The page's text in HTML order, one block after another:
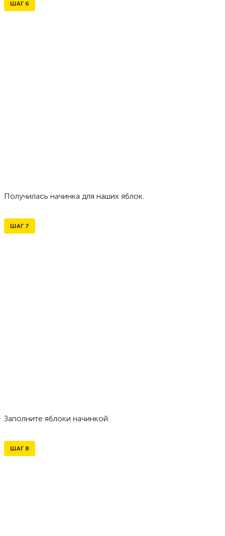
ШАГ 6
Получилась начинка для наших яблок.
ШАГ 7
Заполните яблоки начинкой.
ШАГ 8